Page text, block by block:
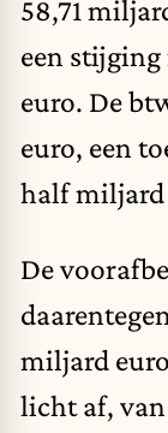
58,71
een
euro. De
euro, een
half miljard
De
miljard
licht af, van